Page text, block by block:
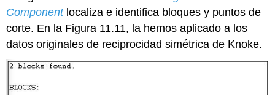
Componentlocaliza e identifica bloques y puntos de
corte. En la Figura 11.11, la hemos aplicado a los
datos originales de reciprocidad simétrica de Knoke.